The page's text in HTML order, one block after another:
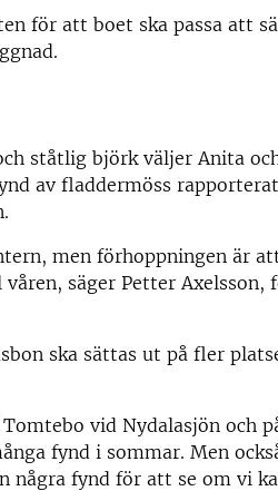
för att boet ska passa att
ståtlig björk väljer Anita
av fladdermöss
men förhoppningen är
säger Petter Axelsson,
ska sättas ut på fler
vid Nydalasjön och
fynd i sommar. Men
några fynd för att se om vi